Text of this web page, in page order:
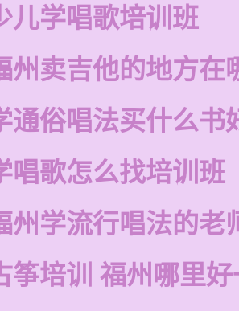
儿学唱歌培训班
州卖吉他的地方在
通俗唱法买什么书
唱歌怎么找培训班
州学流行唱法的老
筝培训 福州哪里